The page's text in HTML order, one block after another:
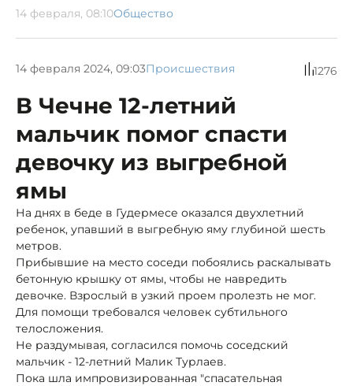
14 февраля, 08:10Общество
14 февраля 2024, 09:03Происшествия 1276
В Чечне 12-летний
мальчик помог спасти
девочку из выгребной
ямы
На днях в беде в Гудермесе оказался двухлетний
ребенок, упавший в выгребную яму глубиной шесть
метров.
Прибывшие на место соседи побоялись раскалывать
бетонную крышку от ямы, чтобы не навредить
девочке. Взрослый в узкий проем пролезть не мог.
Для помощи требовался человек субтильного
телосложения.
Не раздумывая, согласился помочь соседский
мальчик - 12-летний Малик Турлаев.
Пока шла импровизированная "спасательная